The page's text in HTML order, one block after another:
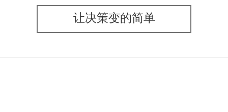
让决策变的简单